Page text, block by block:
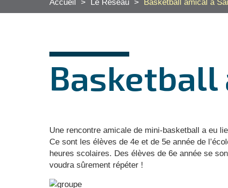
Accueil > Le Réseau > Basketball amical à
Basketball
Une rencontre amicale de mini-basketball a eu
Ce sont les élèves de 4e et de 5e année de
heures scolaires. Des élèves de 6e année se
voudra sûrement répéter !